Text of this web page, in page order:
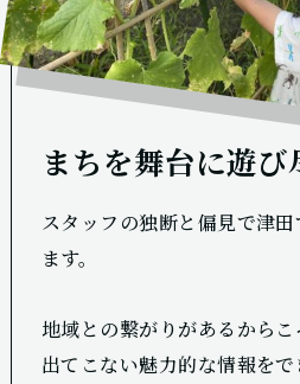
まちを舞台に遊び
スタッフの独断と偏見で津
ます。
地域との繋がりがあるから
出てこない魅力的な情報を